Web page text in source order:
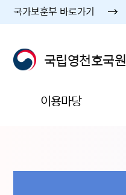
국가보훈부 바로가기
국립영천호국원
이용마당